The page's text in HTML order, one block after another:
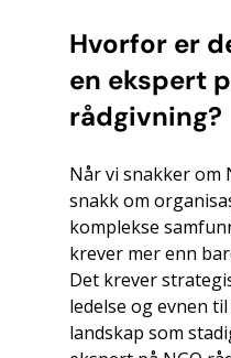
Hvorfor er
en ekspert
rådgivning?
Når vi snakker om
snakk om
komplekse
krever mer enn
Det krever
ledelse og evnen
landskap som